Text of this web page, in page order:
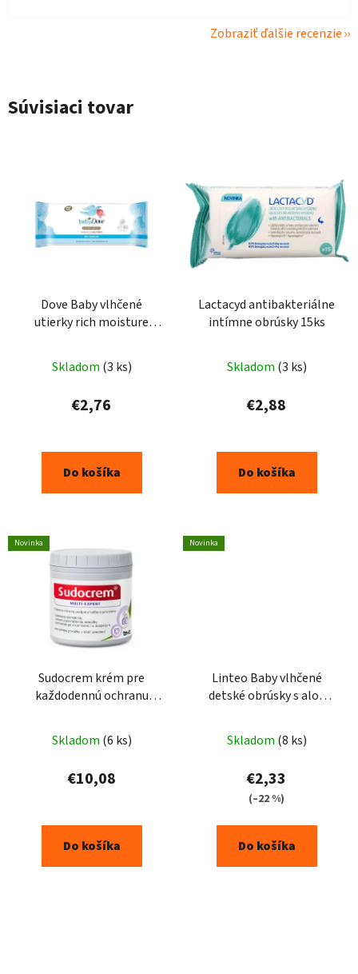
Zobraziť ďalšie recenzie
Súvisiaci tovar
Dove Baby vlhčené
utierky rich moisture
Skladom (3 ks)
€2,76
Do košíka
Lactacyd antibakteriálne
intímne obrúsky 15ks
Skladom (3 ks)
€2,88
Do košíka
Novinka
Sudocrem krém pre
každodennú ochranu
Skladom (6 ks)
€10,08
Do košíka
Novinka
Linteo Baby vlhčené
detské obrúsky s aloe
Skladom (8 ks)
€2,33
(–22 %)
Do košíka